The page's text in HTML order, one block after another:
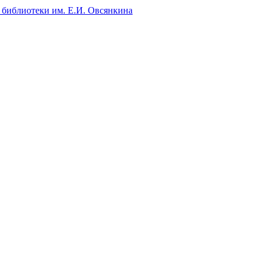
библиотеки им. Е.И. Овсянкина